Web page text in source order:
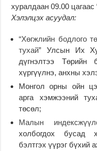
хуралдаан 09.00 цагаас
Хэлэлцэх асуудал:
“Хөгжлийн бодлого
тухай” Улсын Их
дүгнэлтээ Төрийн
хүргүүлнэ, анхны
Монгол орны ойн
арга хэмжээний
төсөл;
Малын
холбогдох бусад
бэлтгэх үүрэг бүхий